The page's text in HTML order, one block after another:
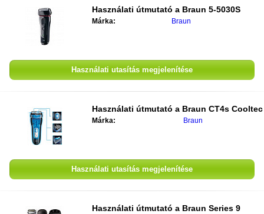
Használati útmutató a Braun 5-5030S
Márka: Braun
Használati utasítás megjelenítése
Használati útmutató a Braun CT4s Cooltec
Márka: Braun
Használati utasítás megjelenítése
Használati útmutató a Braun Series 9